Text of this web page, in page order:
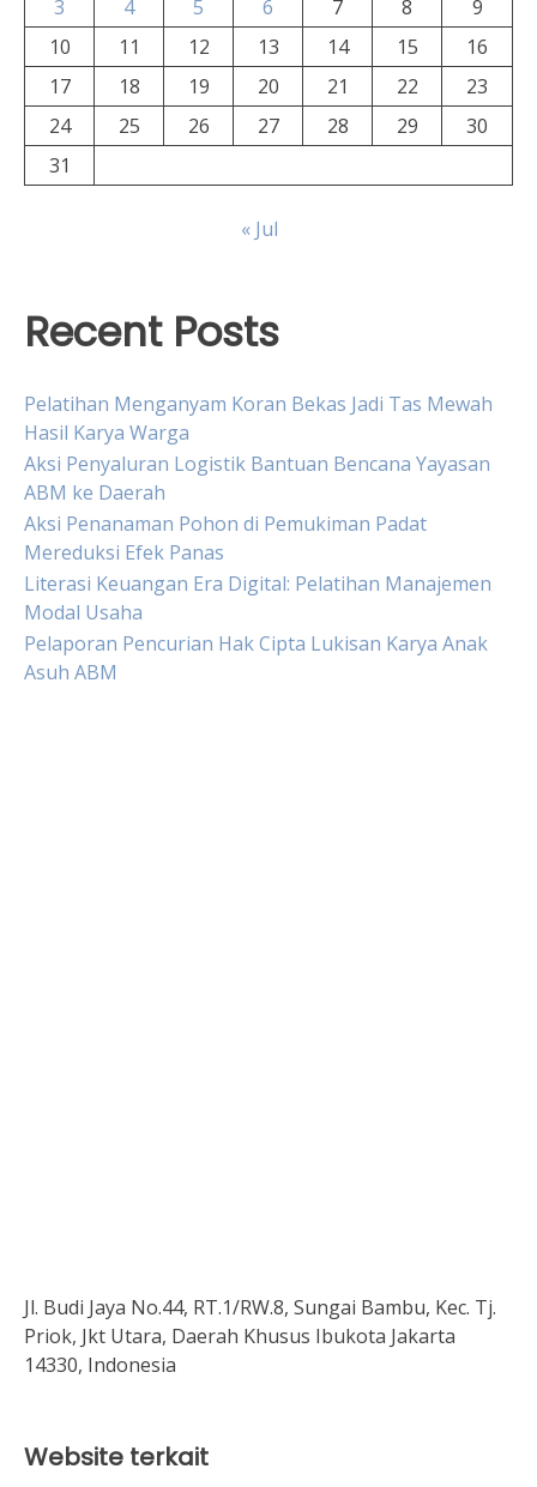
3 4 5 6 7 8
9
10
11 12 13 14 15
16
17
18 19 20 21 22
23
24
25 26 27 28 29
30
31
« Jul
Recent Posts
Pelatihan Menganyam Koran Bekas Jadi Tas Mewah
Hasil Karya Warga
Aksi Penyaluran Logistik Bantuan Bencana Yayasan
ABM ke Daerah
Aksi Penanaman Pohon di Pemukiman Padat
Mereduksi Efek Panas
Literasi Keuangan Era Digital: Pelatihan Manajemen
Modal Usaha
Pelaporan Pencurian Hak Cipta Lukisan Karya Anak
Asuh ABM
Jl. Budi Jaya No.44, RT.1/RW.8, Sungai Bambu, Kec. Tj.
Priok, Jkt Utara, Daerah Khusus Ibukota Jakarta
14330, Indonesia
Website terkait